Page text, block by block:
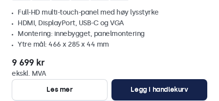
Full-HD multi-touch-panel med høy lysstyrke
HDMI, DisplayPort, USB-C og VGA
Montering: innebygget, panelmontering
Ytre mål: 466 x 285 x 44 mm
9 699 kr
ekskl. MVA
Les mer
Legg i handlekurv